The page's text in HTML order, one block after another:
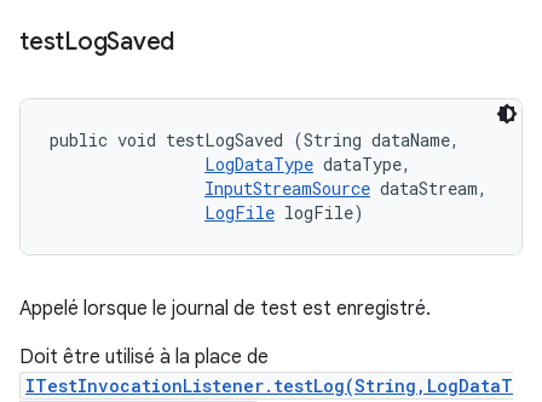
testLogSaved
public void testLogSaved (String dataName,
LogDataType dataType,
InputStreamSource dataStream,
LogFile logFile)
Appelé lorsque le journal de test est enregistré.
Doit être utilisé à la place de
ITestInvocationListener.testLog(String,LogDataT